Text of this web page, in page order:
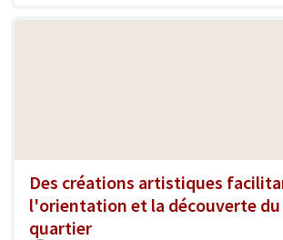
Des créations artistiques
l'orientation et la découverte du
quartier